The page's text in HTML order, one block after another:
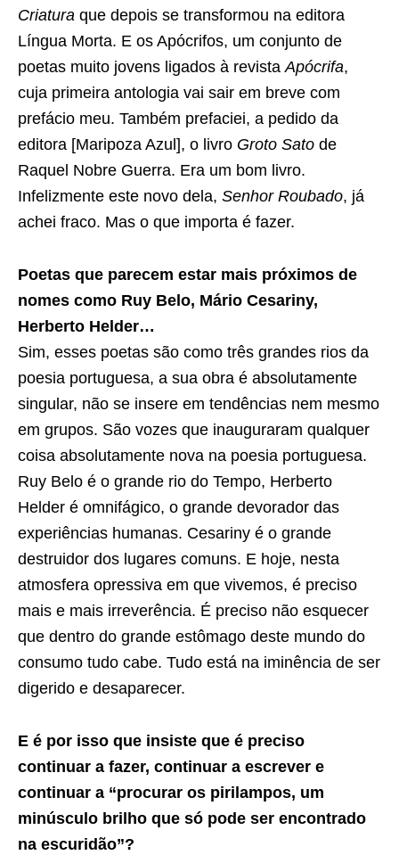
Criatura que depois se transformou na editora
Língua Morta. E os Apócrifos, um conjunto de
poetas muito jovens ligados à revistaApócrifa,
cuja primeira antologia vai sair em breve com
prefácio meu. Também prefaciei, a pedido da
editora [Maripoza Azul], o livro Groto Sato de
Raquel Nobre Guerra. Era um bom livro.
Infelizmente este novo dela, Senhor Roubado, já
achei fraco. Mas o que importa é fazer.
Poetas que parecem estar mais próximos de
nomes como Ruy Belo, Mário Cesariny,
Herberto Helder…
Sim, esses poetas são como três grandes rios da
poesia portuguesa, a sua obra é absolutamente
singular, não se insere em tendências nem mesmo
em grupos. São vozes que inauguraram qualquer
coisa absolutamente nova na poesia portuguesa.
Ruy Belo é o grande rio do Tempo, Herberto
Helder é omnifágico, o grande devorador das
experiências humanas. Cesariny é o grande
destruidor dos lugares comuns. E hoje, nesta
atmosfera opressiva em que vivemos, é preciso
mais e mais irreverência. É preciso não esquecer
que dentro do grande estômago deste mundo do
consumo tudo cabe. Tudo está na iminência de ser
digerido e desaparecer.
E é por isso que insiste que é preciso
continuar a fazer, continuar a escrever e
continuar a “procurar os pirilampos, um
minúsculo brilho que só pode ser encontrado
na escuridão”?